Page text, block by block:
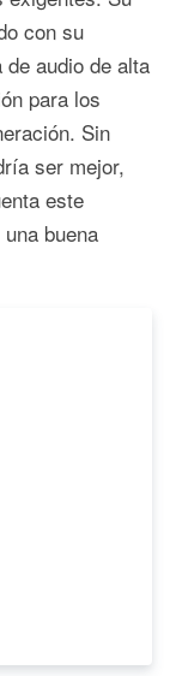
con su
audio de alta
para los
Sin
ser mejor,
este
buena